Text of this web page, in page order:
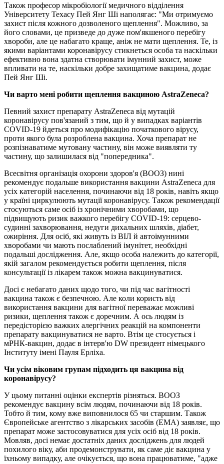
Також професор мікробіології медичного відділення
Університету Техасу Пей Янг Ші наполягає: "Ми отримуємо
захист після кожного дозволеного щеплення". Можливо, за
його словами, це призведе до дуже пом'якшеного перебігу
хвороби, але це набагато краще, аніж не мати щеплення. Те, із
якими варіантами коронавірусу стикнеться особа та наскільки
ефективно вона здатна створювати імунний захист, може
впливати на те, наскільки добре захищатиме вакцина, додає
Пей Янг Ші.
Чи варто мені робити щеплення вакциною AstraZeneca?
Певний захист препарату AstraZeneca від мутацій
коронавірусу пов'язаний з тим, що й у випадках варіантів
COVID-19 йдеться про модифікацію початкового вірусу,
проти якого була розроблена вакцина. Хоча препарат не
розпізнаватиме мутовану частину, він може виявляти ту
частину, що залишилася від "попередника".
Всесвітня організація охорони здоров'я (ВООЗ) нині
рекомендує подальше використання вакцини AstraZeneca для
усіх категорій населення, починаючи від 18 років, навіть якщо
у країні циркулюють мутації коронавірусу. Також рекомендації
стосуються саме осіб із хронічними хворобами, що
підвищують ризик важкого перебігу COVID-19: серцево-
судинні захворювання, недуги дихальних шляхів, діабет,
ожиріння. Для осіб, які живуть із ВІЛ й автоімунними
хворобами чи мають послаблений імунітет, необхідні
подальші дослідження. Але, якщо особа належить до категорії,
якій загалом рекомендується робити щеплення, після
консультації із лікарем також можна вакцинуватися.
Досі є небагато даних щодо того, чи під час вагітності
вакцина також є безпечною. Але коли користь від
використання вакцини для вагітної переважає можливі
ризики, щеплення також є доречним. А ось людям із
передісторією важких алергічних реакцій на компоненти
препарату вакцинуватися не варто. Втім це стосується і
мРНК-вакцин, додає в інтерв'ю DW президент німецького
Інституту імені Пауля Ерліха.
Чи усім віковим групам підходить ця вакцина від
коронавірусу?
У цьому питанні оцінки експертів різняться. ВООЗ
рекомендує вакцину всім людям, починаючи від 18 років.
Тобто й тим, кому вже виповнилося 65 чи старшим. Також
Європейське агентство з лікарських засобів (EMA) заявляє, що
препарат може застосовуватися для усіх осіб від 18 років.
Мовляв, досі немає достатніх даних досліджень для людей
похилого віку, аби продемонструвати, як саме діє вакцина у
їхньому випадку, але очікується, що вона працюватиме, "адже